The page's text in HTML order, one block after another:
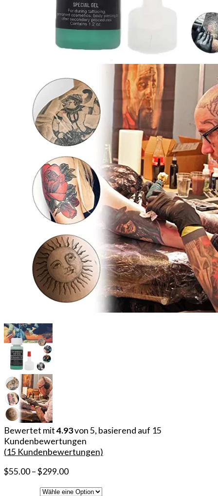
Bewertet mit4.93von 5, basierend auf 15
Kundenbewertungen
(15 Kundenbewertungen)
$55.00–$299.00